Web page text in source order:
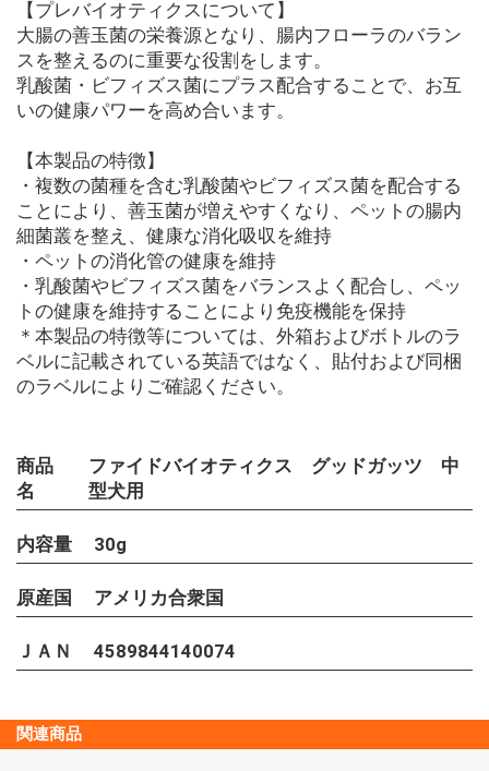
【プレバイオティクスについて】
大腸の善玉菌の栄養源となり、腸内フローラのバラン
スを整えるのに重要な役割をします。
乳酸菌・ビフィズス菌にプラス配合することで、お互
いの健康パワーを高め合います。
【本製品の特徴】
・複数の菌種を含む乳酸菌やビフィズス菌を配合する
ことにより、善玉菌が増えやすくなり、ペットの腸内
細菌叢を整え、健康な消化吸収を維持
・ペットの消化管の健康を維持
・乳酸菌やビフィズス菌をバランスよく配合し、ペッ
トの健康を維持することにより免疫機能を保持
＊本製品の特徴等については、外箱およびボトルのラ
ベルに記載されている英語ではなく、貼付および同梱
のラベルによりご確認ください。
商品
名
ファイドバイオティクス グッドガッツ 中
型犬用
内容量 30g
原産国 アメリカ合衆国
ＪＡＮ 4589844140074
関連商品